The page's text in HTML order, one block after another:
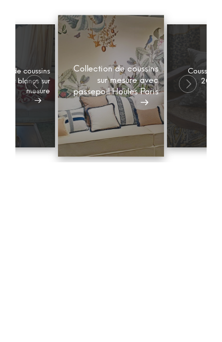
de coussins
et blancs sur
mesure
Collection de coussins
sur mesure avec
passepoil Houles Paris
Coussin
2020